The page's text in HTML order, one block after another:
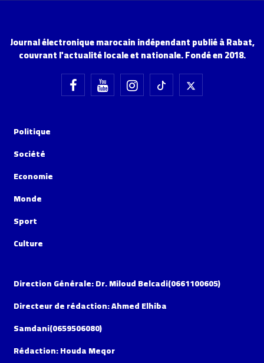
Journal électronique marocain indépendant publié à Rabat,
couvrant l'actualité locale et nationale. Fondé en 2018.
Politique
Société
Economie
Monde
Sport
Culture
Direction Générale: Dr. Miloud Belcadi(0661100605)
Directeur de rédaction: Ahmed Elhiba
Samdani(0659506080)
Rédaction: Houda Meqor